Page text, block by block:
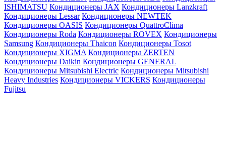
ISHIMATSU Кондиционеры JAX Кондиционеры Lanzkraft
Кондиционеры Lessar Кондиционеры NEWTEK
Кондиционеры OASIS Кондиционеры QuattroClima
Кондиционеры Roda Кондиционеры ROVEX Кондиционеры
Samsung Кондиционеры Thaicon Кондиционеры Tosot
Кондиционеры XIGMA Кондиционеры ZERTEN
Кондиционеры Daikin Кондиционеры GENERAL
Кондиционеры Mitsubishi Electric Кондиционеры Mitsubishi
Heavy Industries Кондиционеры VICKERS Кондиционеры
Fujitsu